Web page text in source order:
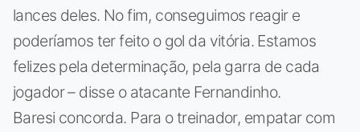
lances deles. No fim, conseguimos reagir e
poderíamos ter feito o gol da vitória. Estamos
felizes pela determinação, pela garra de cada
jogador – disse o atacante Fernandinho.
Baresi concorda. Para o treinador, empatar com